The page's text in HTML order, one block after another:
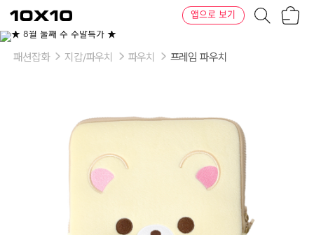
텐
바
텐
앱으로 보기
패션잡화 지갑/파우치 파우치 프레임 파우치